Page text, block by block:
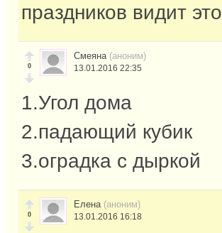
праздников видит это
0
Смеяна (аноним)
13.01.2016 22:35
1.Угол дома
2.падающий кубик
3.оградка с дыркой
0
Елена (аноним)
13.01.2016 16:18